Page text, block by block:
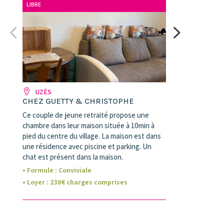
LIBRE
UZÈS
CHEZ GUETTY & CHRISTOPHE
Ce couple de jeune retraité propose une
chambre dans leur maison située à 10min à
pied du centre du village. La maison est dans
une résidence avec piscine et parking. Un
chat est présent dans la maison.
• Formule : Conviviale
• Loyer: 230€ charges comprises